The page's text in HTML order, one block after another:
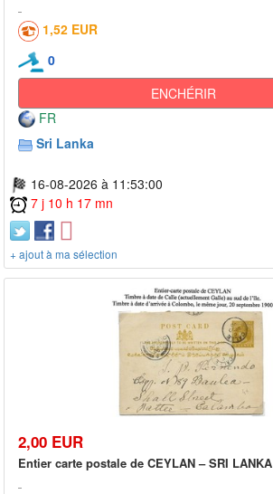
1,52 EUR
0
ENCHÉRIR
FR
Sri Lanka
16-08-2026 à 11:53:00
7 j 10 h 17 mn
+ ajout à ma sélection
2,00 EUR
Entier carte postale de CEYLAN – SRI LANKA